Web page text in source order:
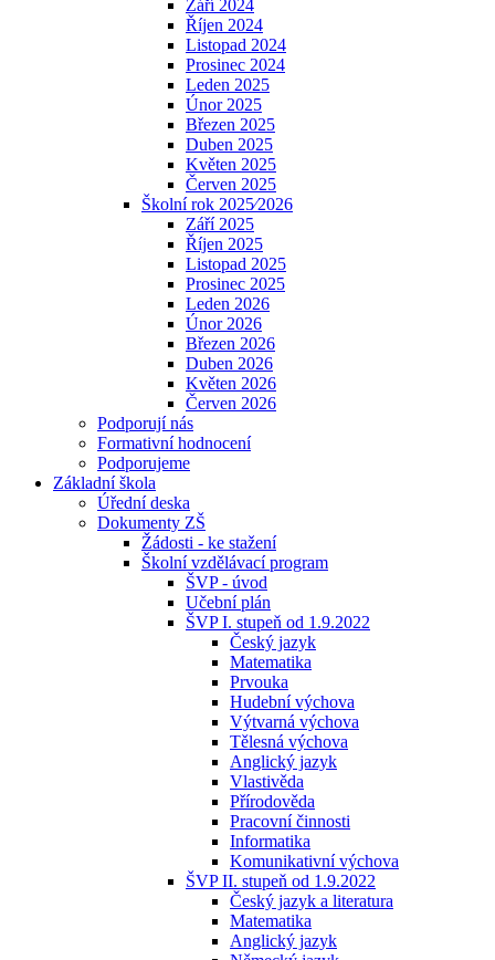
Září 2024
Říjen 2024
Listopad 2024
Prosinec 2024
Leden 2025
Únor 2025
Březen 2025
Duben 2025
Květen 2025
Červen 2025
Školní rok 2025⁄2026
Září 2025
Říjen 2025
Listopad 2025
Prosinec 2025
Leden 2026
Únor 2026
Březen 2026
Duben 2026
Květen 2026
Červen 2026
Podporují nás
Formativní hodnocení
Podporujeme
Základní škola
Úřední deska
Dokumenty ZŠ
Žádosti - ke stažení
Školní vzdělávací program
ŠVP - úvod
Učební plán
ŠVP I. stupeň od 1.9.2022
Český jazyk
Matematika
Prvouka
Hudební výchova
Výtvarná výchova
Tělesná výchova
Anglický jazyk
Vlastivěda
Přírodověda
Pracovní činnosti
Informatika
Komunikativní výchova
ŠVP II. stupeň od 1.9.2022
Český jazyk a literatura
Matematika
Anglický jazyk